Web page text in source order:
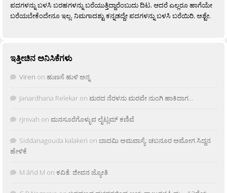
ಪದಗಳನ್ನು ಬಳಸಿ ಬರಹಗಳನ್ನು ಬರೆಯುತ್ತಿದ್ದಾರೆಂಬುದು ದಿಟ. ಆದರೆ ಎಲ್ಲರೂ ಹಾಗೆಯೇ
ಬರೆಯಬೇಕೆಂದೇನೂ ಇಲ್ಲ. ನಿಮಗಾದಶ್ಟು ಕನ್ನಡದ್ದೇ ಪದಗಳನ್ನು ಬಳಸಿ ಬರೆಯಿರಿ, ಅಶ್ಟೇ.
ಇತ್ತೀಚಿನ ಅನಿಸಿಕೆಗಳು
Viren on ಹುಣಸೆ ಹುಳಿ ಅನ್ನ
Janardhana Relekar on ಮರದ ನೆರಳನು ಮರವೇ ನುಂಗಿ ಹಾಕಿದಾಗ…
rjnivah on ಮನಸೂರೆಗೊಳ್ಳುವ ಲೈಟ್ಲಮ್ ಕಣಿವೆ
Siddanagouda kalakeri on ಬಾದಮಿ ಅಮವಾಸ್ಯೆ: ಚಬನೂರ ಅಮೋಗ ಸಿದ್ದನ
ಹೇಳಿಕೆ
M âñd M on ಕವಿತೆ: ಜೀವನ ಜ್ಯೋತಿ